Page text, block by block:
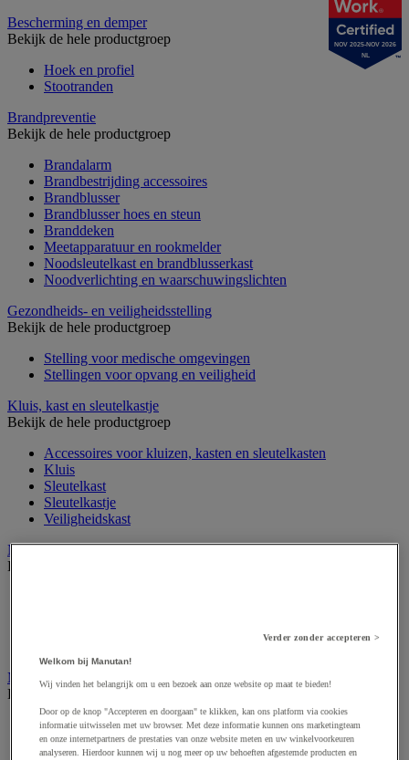
Bescherming en demper
Bekijk de hele productgroep
Hoek en profiel
Stootranden
Brandpreventie
Bekijk de hele productgroep
Brandalarm
Brandbestrijding accessoires
Brandblusser
Brandblusser hoes en steun
Branddeken
Meetapparatuur en rookmelder
Noodsleutelkast en brandblusserkast
Noodverlichting en waarschuwingslichten
Gezondheids- en veiligheidsstelling
Bekijk de hele productgroep
Stelling voor medische omgevingen
Stellingen voor opvang en veiligheid
Kluis, kast en sleutelkastje
Bekijk de hele productgroep
Accessoires voor kluizen, kasten en sleutelkasten
Kluis
Sleutelkast
Sleutelkastje
Veiligheidskast
Medische apparatuur en meubilair
Bekijk de hele productgroep
Medische hulpmiddelen en oefentherapie
Bekijk de hele productgroep
Elektrostimulatie en echografie
Revalidatie
NOV 2025-NOV 2026
NL
Verder zonder accepteren >
Welkom bij Manutan!
Wij vinden het belangrijk om u een bezoek aan onze website op maat te bieden!
Door op de knop "Accepteren en doorgaan" te klikken, kan ons platform via cookies
informatie uitwisselen met uw browser. Met deze informatie kunnen ons marketingteam
en onze internetpartners de prestaties van onze website meten en uw winkelvoorkeuren
analyseren. Hierdoor kunnen wij u nog meer op uw behoeften afgestemde producten en